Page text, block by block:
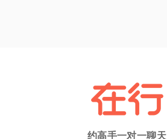
约高手一对一聊天